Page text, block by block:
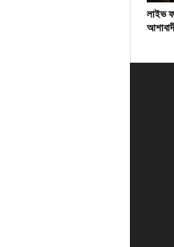
লাইভ